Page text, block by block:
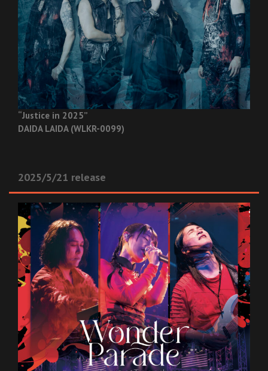
“Justice in 2025”
DAIDA LAIDA (WLKR-0099)
2025/5/21 release